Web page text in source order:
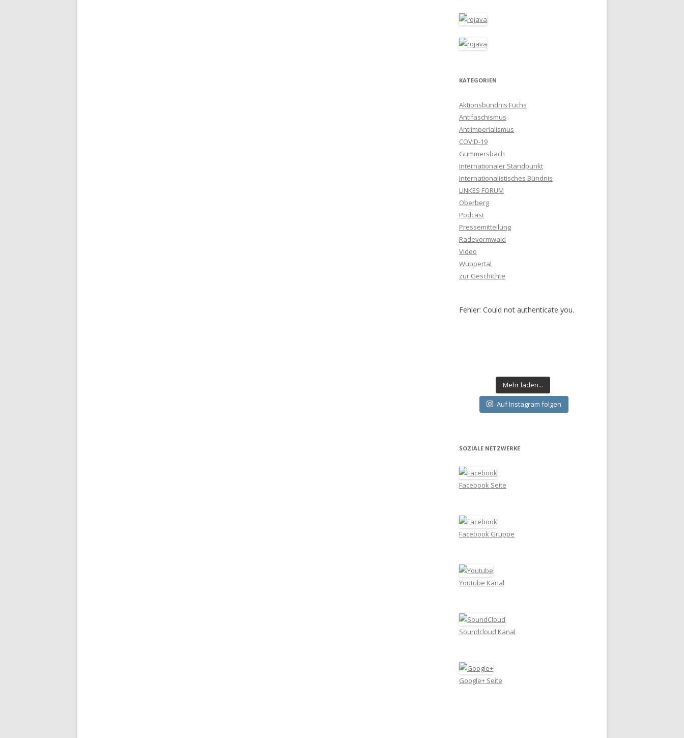
KATEGORIEN
Aktionsbündnis Fuchs
Antifaschismus
Antiimperialismus
COVID-19
Gummersbach
Internationaler Standpunkt
Internationalistisches Bündnis
LINKES FORUM
Oberberg
Podcast
Pressemitteilung
Radevormwald
Video
Wuppertal
zur Geschichte
Fehler: Could not authenticate you.
Mehr laden...
Auf Instagram folgen
SOZIALE NETZWERKE
Facebook Seite
Facebook Gruppe
Youtube Kanal
Soundcloud Kanal
Google+ Seite